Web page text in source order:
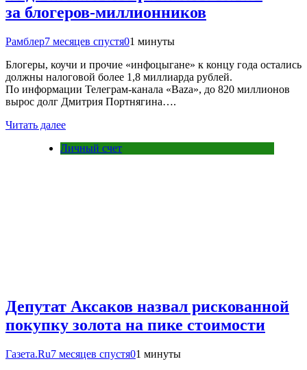
за блогеров-миллионников
Рамблер7 месяцев спустя01 минуты
Блогеры, коучи и прочие «инфоцыгане» к концу года остались
должны налоговой более 1,8 миллиарда рублей.
По информации Телеграм-канала «Вaza», до 820 миллионов
вырос долг Дмитрия Портнягина….
Читать далее
Личный счет
Депутат Аксаков назвал рискованной
покупку золота на пике стоимости
Газета.Ru7 месяцев спустя01 минуты